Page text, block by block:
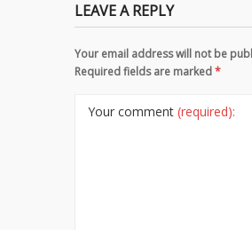
LEAVE A REPLY
Your email address will not be
Required fields are marked*
Your comment (required):